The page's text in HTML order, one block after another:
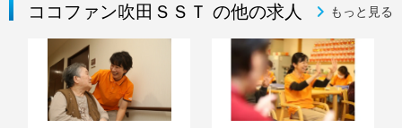
ココファン吹田ＳＳＴ の他の求人 もっと見る